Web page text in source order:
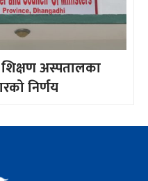
अस्पतालका
निर्णय